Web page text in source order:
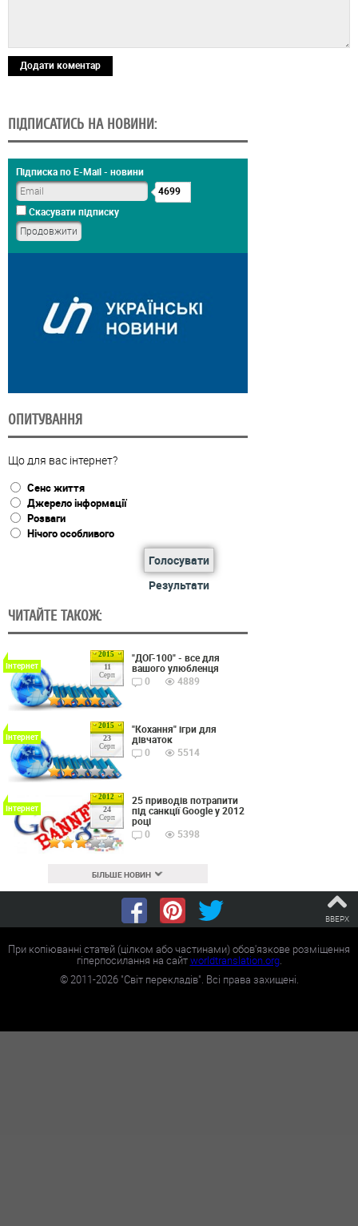
Додати коментар
ПІДПИСАТИСЬ НА НОВИНИ:
Підписка по E-Mail - новини
4699
Скасувати підписку
ОПИТУВАННЯ
Що для вас інтернет?
Сенс життя
Джерело інформації
Розваги
Нічого особливого
Голосувати
Результати
ЧИТАЙТЕ ТАКОЖ:
2015
11
Серп
Інтернет
"ДОГ-100" - все для
вашого улюбленця
0
4889
2015
23
Серп
Інтернет
"Кохання" ігри для
дівчаток
0
5514
2012
24
Серп
Інтернет
25 приводів потрапити
під санкції Google у 2012
році
0
5398
БІЛЬШЕ НОВИН
ВВЕРХ
При копіюванні статей (цілком або частинами) обов'язкове розміщення
гіперпосилання на сайтworldtranslation.org.
©2011-2026"Світ перекладів". Всі права захищені.